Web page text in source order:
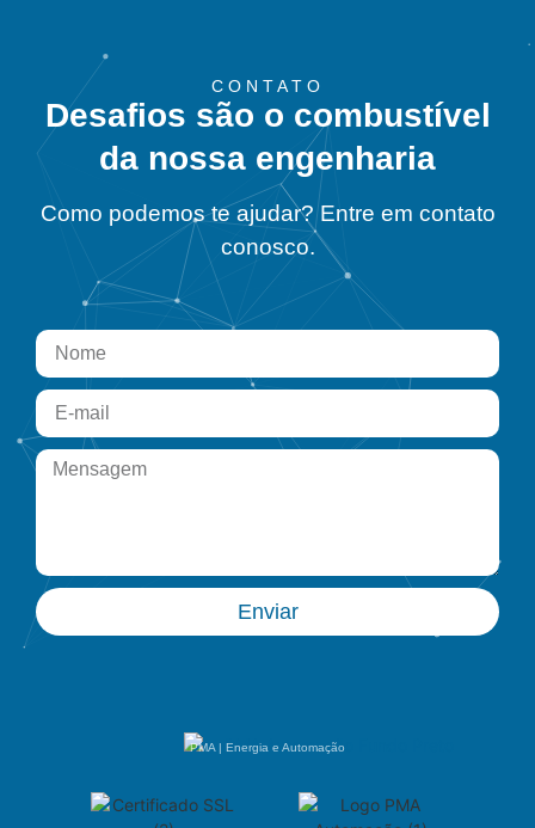
CONTATO
Desafios são o combustível
da nossa engenharia
Como podemos te ajudar? Entre em contato
conosco.
Enviar
PMA | Energia e Automação